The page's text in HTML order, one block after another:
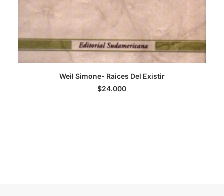
Weil Simone- Raices Del Existir
$24.000